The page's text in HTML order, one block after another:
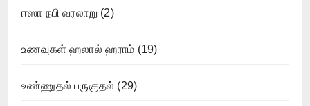
ஈஸா நபி வரலாறு (2)
உணவுகள் ஹலால் ஹராம் (19)
உண்ணுதல் பருகுதல் (29)